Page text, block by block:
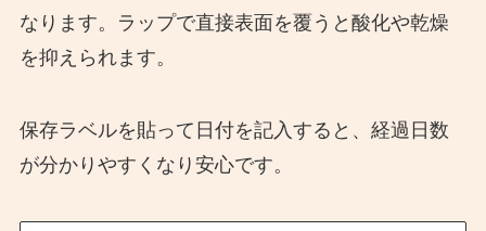
なります。ラップで直接表面を覆うと酸化や乾燥
を抑えられます。
保存ラベルを貼って日付を記入すると、経過日数
が分かりやすくなり安心です。